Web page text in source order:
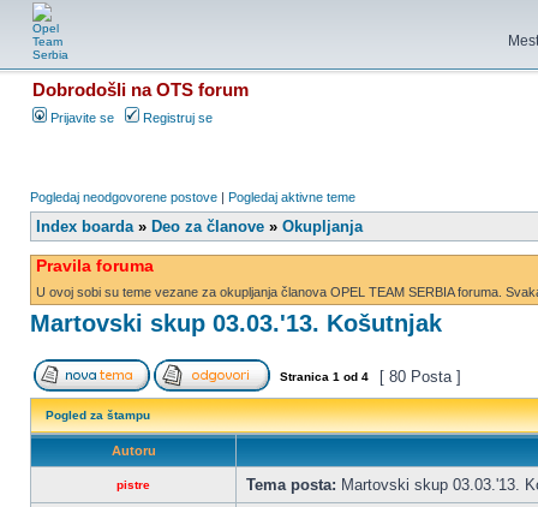
Dobrodošli na OTS forum
Prijavite se Registruj se
Pogledaj neodgovorene postove | Pogledaj aktivne teme
Index boarda» Deo za članove » Okupljanja
Pravila foruma
U ovoj sobi su teme vezane za okupljanja članova OPEL TEAM SERBIA foruma.
Martovski skup 03.03.'13. Košutnjak
Stranica 1 od 4 [ 80 Posta ]
Pogled za štampu
Autoru
pistre Tema posta: Martovski skup 03.03.'13.